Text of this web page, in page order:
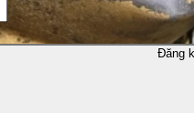
Đăng